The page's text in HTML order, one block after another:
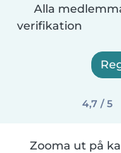
Alla
verifikation
4,7 / 5
Zooma ut på